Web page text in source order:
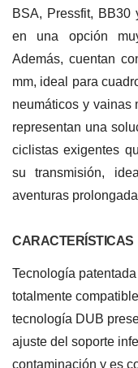
BSA, Pressfit,
en una opción
Además, cuentan
mm, ideal para
neumáticos y vainas
representan una
ciclistas exigentes
su transmisión,
aventuras
CARACTERÍSTICAS
Tecnología
totalmente
tecnología DUB
ajuste del soporte
contaminación y es